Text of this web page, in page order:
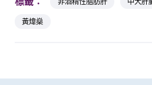
黃煒燊